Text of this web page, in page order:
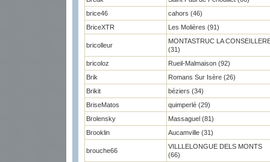
brice46
cahors (46)
BriceXTR
Les Molières (91)
bricolleur
MONTASTRUC LA
(31)
bricoloz
Rueil-Malmaison (92)
Brik
Romans Sur Isère (26)
Brikit
béziers (34)
BriseMatos
quimperlé (29)
Brolensky
Massaguel (81)
Brooklin
Aucamville (31)
brouche66
VILLLELONGUE DELS MONTS
(66)